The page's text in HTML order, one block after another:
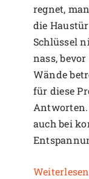
regnet,
die
Schlüssel
nass,
Wände
für diese
auch bei
Weiterlesen